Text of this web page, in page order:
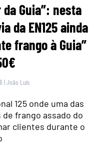
Guia”: nesta
da EN125 ainda
frango à Guia”
|João Luís
125 onde uma das
frango assado do
clientes durante o